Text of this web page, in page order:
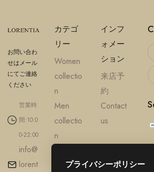
お問い合わ
せはメール
にてご連絡
ください
営業時
間:10:0
0-22:00
info@
lorent
カテゴ
リー
Women
collectio
n
Men
collectio
n
ries
インフ
ォメー
ション
来店予
約
Contact
us
プライバシーポリシー